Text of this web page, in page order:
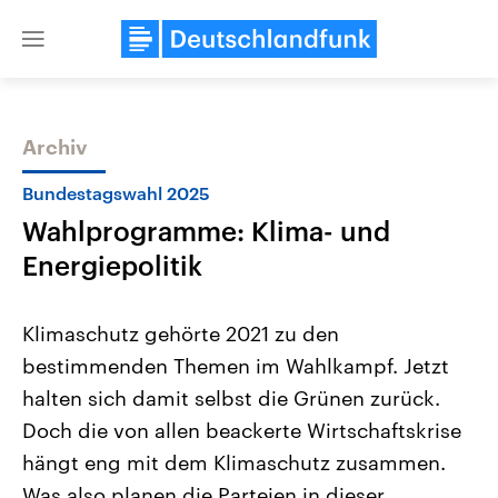
Close
Themen
Landtagswahl Sachsen-Anhalt
2026
Alle Informationen
Sachsen-Anhalt wählt am 6.
September 2026 einen neuen
Landtag. Seit 2021 wird das
Bundesland von einer Koalition aus
USA
Aktuelle Beiträge,
Hintergründe
Wirtschaftlich und
gehören die Vereinigten
den mächtigsten Ländern
mit großem Einfluss auf
Archiv
Bundestagswahl 2025
Wahlprogramme: Klima- und
Energiepolitik
Klimaschutz gehörte 2021 zu den
bestimmenden Themen im Wahlkampf. Jetzt
halten sich damit selbst die Grünen zurück.
Doch die von allen beackerte Wirtschaftskrise
hängt eng mit dem Klimaschutz zusammen.